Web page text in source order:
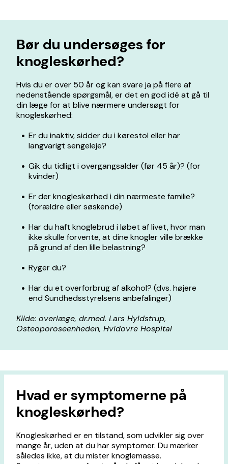
Bør du undersøges for
knogleskørhed?
Hvis du er over 50 år og kan svare ja på flere af
nedenstående spørgsmål, er det en god idé at gå til
din læge for at blive nærmere undersøgt for
knogleskørhed:
Er du inaktiv, sidder du i kørestol eller har
langvarigt sengeleje?
Gik du tidligt i overgangsalder (før 45 år)? (for
kvinder)
Er der knogleskørhed i din nærmeste familie?
(forældre eller søskende)
Har du haft knoglebrud i løbet af livet, hvor man
ikke skulle forvente, at dine knogler ville brække
på grund af den lille belastning?
Ryger du?
Har du et overforbrug af alkohol? (dvs. højere
end Sundhedsstyrelsens anbefalinger)
Kilde: overlæge, dr.med. Lars Hyldstrup,
Osteoporoseenheden, Hvidovre Hospital
Hvad er symptomerne på
knogleskørhed?
Knogleskørhed er en tilstand, som udvikler sig over
mange år, uden at du har symptomer. Du mærker
således ikke, at du mister knoglemasse.